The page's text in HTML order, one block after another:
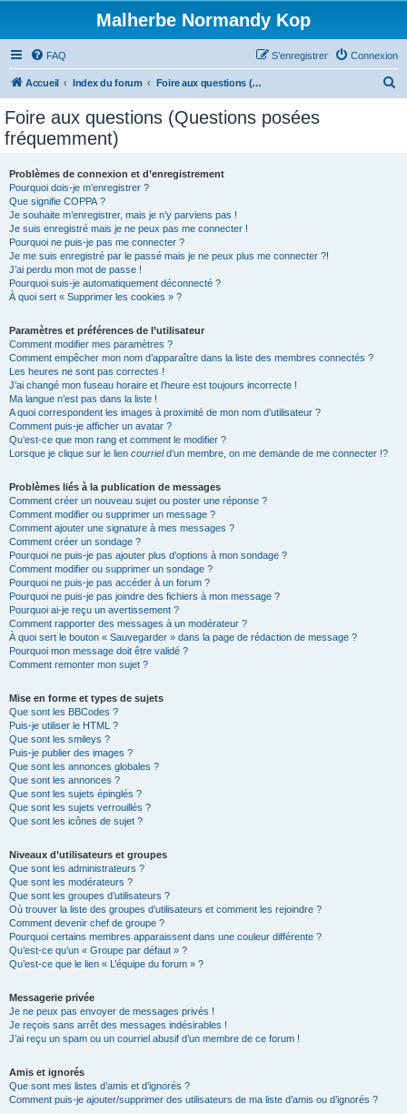
Malherbe Normandy Kop
FAQ Connexion
S’enregistrer
Accueil Index du forum Foire aux questions (Questions posées fréquemment)
Foire aux questions (Questions posées
fréquemment)
Problèmes de connexion et d’enregistrement
Pourquoi dois-je m’enregistrer ?
Que signifie COPPA ?
Je souhaite m’enregistrer, mais je n’y parviens pas !
Je suis enregistré mais je ne peux pas me connecter !
Pourquoi ne puis-je pas me connecter ?
Je me suis enregistré par le passé mais je ne peux plus me connecter ?!
J’ai perdu mon mot de passe !
Pourquoi suis-je automatiquement déconnecté ?
À quoi sert « Supprimer les cookies » ?
Paramètres et préférences de l’utilisateur
Comment modifier mes paramètres ?
Comment empêcher mon nom d’apparaître dans la liste des membres connectés ?
Les heures ne sont pas correctes !
J’ai changé mon fuseau horaire et l’heure est toujours incorrecte !
Ma langue n’est pas dans la liste !
A quoi correspondent les images à proximité de mon nom d’utilisateur ?
Comment puis-je afficher un avatar ?
Qu’est-ce que mon rang et comment le modifier ?
Lorsque je clique sur le lien courrield’un membre, on me demande de me connecter !?
Problèmes liés à la publication de messages
Comment créer un nouveau sujet ou poster une réponse ?
Comment modifier ou supprimer un message ?
Comment ajouter une signature à mes messages ?
Comment créer un sondage ?
Pourquoi ne puis-je pas ajouter plus d’options à mon sondage ?
Comment modifier ou supprimer un sondage ?
Pourquoi ne puis-je pas accéder à un forum ?
Pourquoi ne puis-je pas joindre des fichiers à mon message ?
Pourquoi ai-je reçu un avertissement ?
Comment rapporter des messages à un modérateur ?
À quoi sert le bouton « Sauvegarder » dans la page de rédaction de message ?
Pourquoi mon message doit être validé ?
Comment remonter mon sujet ?
Mise en forme et types de sujets
Que sont les BBCodes ?
Puis-je utiliser le HTML ?
Que sont les smileys ?
Puis-je publier des images ?
Que sont les annonces globales ?
Que sont les annonces ?
Que sont les sujets épinglés ?
Que sont les sujets verrouillés ?
Que sont les icônes de sujet ?
Niveaux d’utilisateurs et groupes
Que sont les administrateurs ?
Que sont les modérateurs ?
Que sont les groupes d’utilisateurs ?
Où trouver la liste des groupes d’utilisateurs et comment les rejoindre ?
Comment devenir chef de groupe ?
Pourquoi certains membres apparaissent dans une couleur différente ?
Qu’est-ce qu’un « Groupe par défaut » ?
Qu’est-ce que le lien « L’équipe du forum » ?
Messagerie privée
Je ne peux pas envoyer de messages privés !
Je reçois sans arrêt des messages indésirables !
J’ai reçu un spam ou un courriel abusif d’un membre de ce forum !
Amis et ignorés
Que sont mes listes d’amis et d’ignorés ?
Comment puis-je ajouter/supprimer des utilisateurs de ma liste d’amis ou d’ignorés ?